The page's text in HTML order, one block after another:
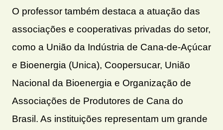
O professor também destaca a atuação das
associações e cooperativas privadas do setor,
como a União da Indústria de Cana-de-Açúcar
e Bioenergia (Unica), Coopersucar, União
Nacional da Bioenergia e Organização de
Associações de Produtores de Cana do
Brasil. As instituições representam um grande